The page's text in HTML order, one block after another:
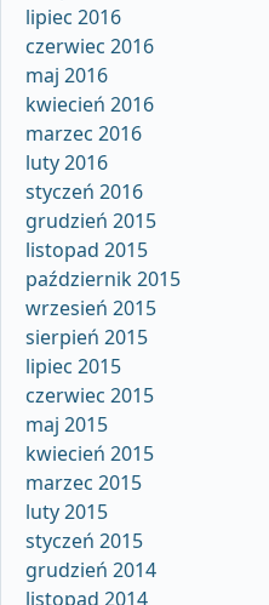
lipiec 2016
czerwiec 2016
maj 2016
kwiecień 2016
marzec 2016
luty 2016
styczeń 2016
grudzień 2015
listopad 2015
październik 2015
wrzesień 2015
sierpień 2015
lipiec 2015
czerwiec 2015
maj 2015
kwiecień 2015
marzec 2015
luty 2015
styczeń 2015
grudzień 2014
listopad 2014